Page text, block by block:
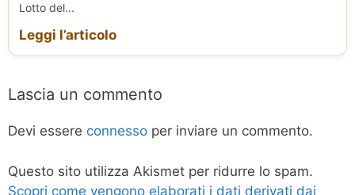
Lotto del...
Leggi l’articolo
Lascia un commento
Devi essere connesso per inviare un commento.
Questo sito utilizza Akismet per ridurre lo spam.
Scopri come vengono elaborati i dati derivati dai